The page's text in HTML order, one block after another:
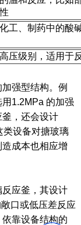
工、制药中的酸
压级别，适用于
强型结构。例
1.2MPa 的加强
，还会设计
类设备对搪玻璃
成本也相应增
应釜，其设计
口或低压差反应
靠设备结构的